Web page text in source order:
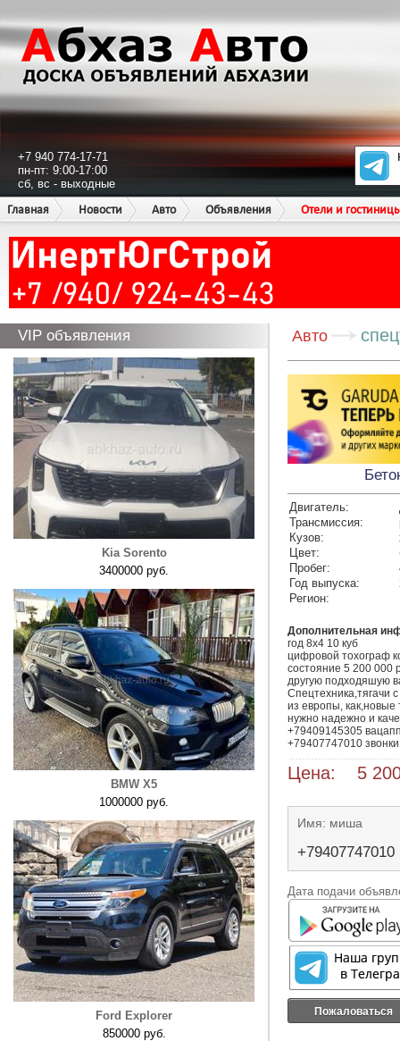
+7 940 774-17-71
пн-пт: 9:00-17:00
сб, вс - выходные
Главная
Новости Авто Объявления Отели и
VIP объявления
Kia Sorento
3400000 руб.
BMW X5
1000000 руб.
Ford Explorer
850000 руб.
Авто
Двигатель:
Трансмиссия:
Кузов:
Цвет:
Пробег:
Год выпуска:
Регион:
Дополнительная
год 8x4 10 куб
цифровой тохограф
состояние 5 200 000
другую подходяшую
Спецтехника,тягачи
из европы, как,новые
нужно надежно и
+79409145305
+79407747010 звонки
Цена: 5 200
Имя: миша
+79407747010
Дата подачи
Пожаловаться